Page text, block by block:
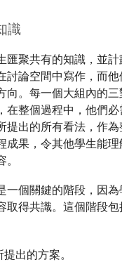
識
匯聚共有的知識，並
討論空間中寫作，而
向。每一個大組內的
在整個過程中，他們
提出的所有看法，作
成果，令其他學生能
一個關鍵的階段，因
取得共識。這個階段
出的方案。